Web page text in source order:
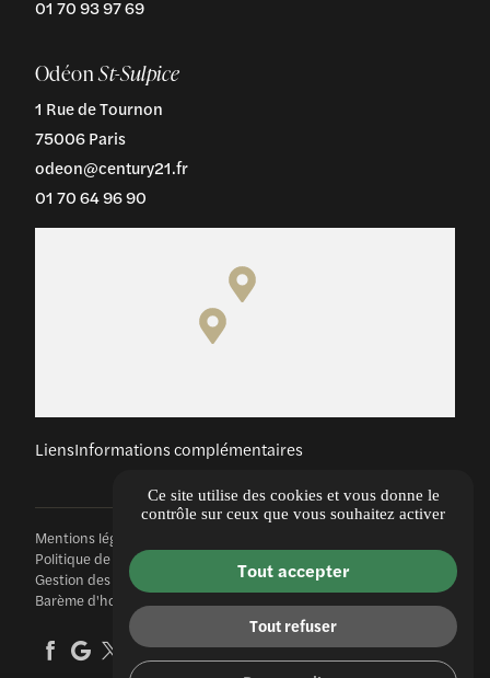
2 pièces
01 70 93 97 69
OdéonSt-Sulpice
1 Rue de Tournon
75006 Paris
odeon@century21.fr
01 70 64 96 90
LiensInformations complémentaires
Mentions légales
Politique de confidentialité
Gestion des cookies
Barème d'honoraires
Ce site utilise des cookies et vous donne le
contrôle sur ceux que vous souhaitez activer
Tout accepter
Tout refuser